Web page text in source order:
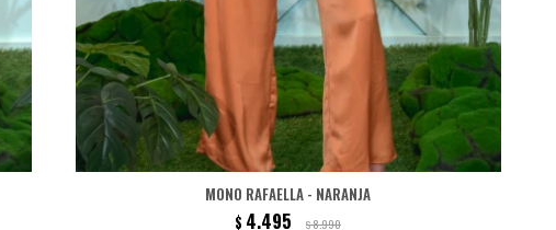
MONO RAFAELLA - NARANJA
$ 4.495 $8.990